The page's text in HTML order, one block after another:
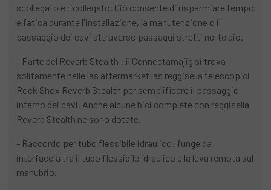
scollegato e ricollegato. Ciò consente di risparmiare tempo
e fatica durante l'installazione, la manutenzione o il
passaggio dei cavi attraverso passaggi stretti nel telaio.
- Parte del Reverb Stealth : il Connectamajig si trova
solitamente nelle las aftermarket las reggisella telescopici
Rock Shox Reverb Stealth per semplificare il passaggio
interno dei cavi. Anche alcune bici complete con reggisella
Reverb Stealth ne sono dotate.
- Raccordo per tubo flessibile idraulico: funge da
interfaccia tra il tubo flessibile idraulico e la leva remota sul
manubrio.